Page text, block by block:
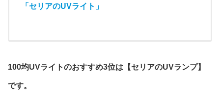
「セリアのUVライト」
100均UVライトのおすすめ3位は【セリアのUVランプ】
です。